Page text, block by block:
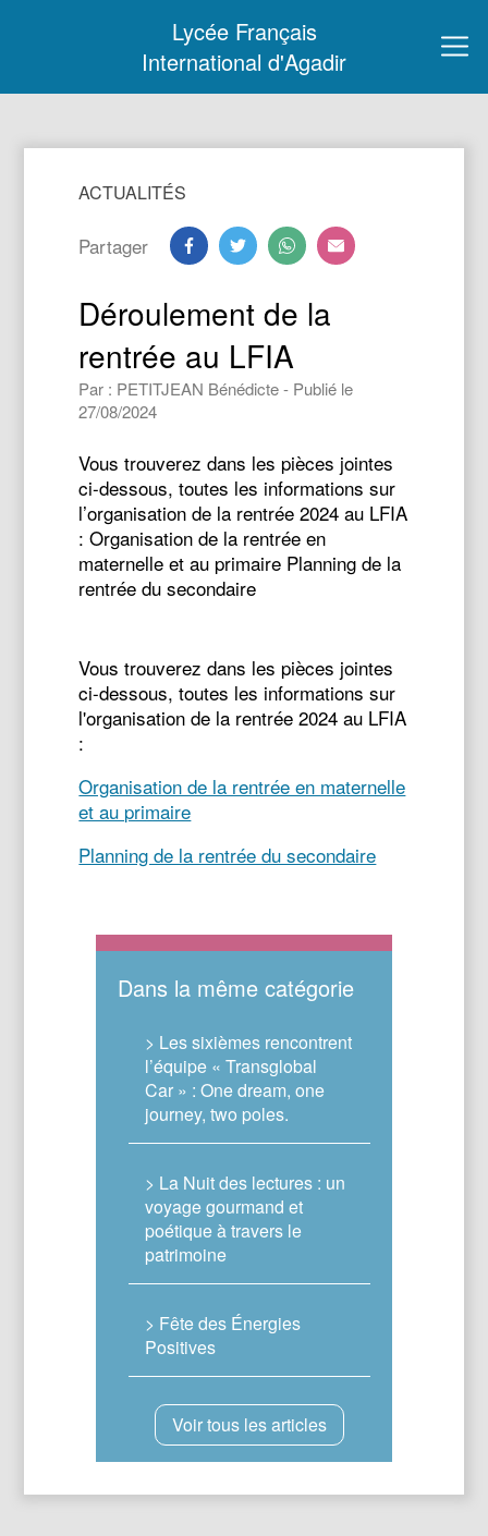
Lycée Français
International d'Agadir
ACTUALITÉS
Partager
Déroulement de la
rentrée au LFIA
Par : PETITJEAN Bénédicte - Publié le
27/08/2024
Vous trouverez dans les pièces jointes
ci-dessous, toutes les informations sur
l’organisation de la rentrée 2024 au LFIA
: Organisation de la rentrée en
maternelle et au primaire Planning de la
rentrée du secondaire
Vous trouverez dans les pièces jointes
ci-dessous, toutes les informations sur
l'organisation de la rentrée 2024 au LFIA
:
Organisation de la rentrée en maternelle
et au primaire
Planning de la rentrée du secondaire
Dans la même catégorie
> Les sixièmes rencontrent
l’équipe « Transglobal
Car » : One dream, one
journey, two poles.
> La Nuit des lectures : un
voyage gourmand et
poétique à travers le
patrimoine
> Fête des Énergies
Positives
Voir tous les articles